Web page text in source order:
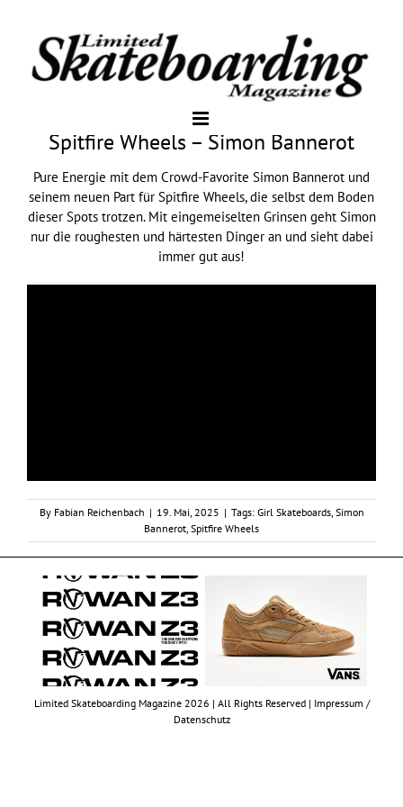
Spitfire Wheels – Simon Bannerot
Pure Energie mit dem Crowd-Favorite Simon Bannerot und
seinem neuen Part für Spitfire Wheels, die selbst dem Boden
dieser Spots trotzen. Mit eingemeiselten Grinsen geht Simon
nur die roughesten und härtesten Dinger an und sieht dabei
immer gut aus!
By Fabian Reichenbach | 19. Mai, 2025 | Tags: Girl Skateboards, Simon
Bannerot, Spitfire Wheels
Limited Skateboarding Magazine 2026 | All Rights Reserved | Impressum /
Datenschutz